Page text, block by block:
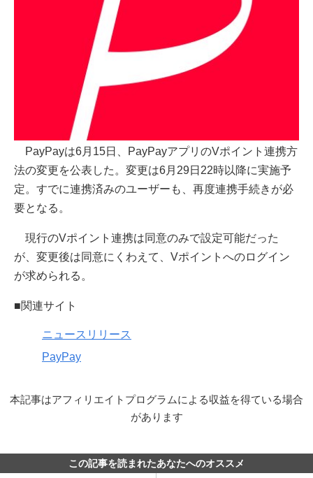
PayPayは6月15日、PayPayアプリのVポイント連携方
法の変更を公表した。変更は6月29日22時以降に実施予
定。すでに連携済みのユーザーも、再度連携手続きが必
要となる。
現行のVポイント連携は同意のみで設定可能だった
が、変更後は同意にくわえて、Vポイントへのログイン
が求められる。
■関連サイト
ニュースリリース
PayPay
本記事はアフィリエイトプログラムによる収益を得ている場合
があります
この記事を読まれたあなたへのオススメ